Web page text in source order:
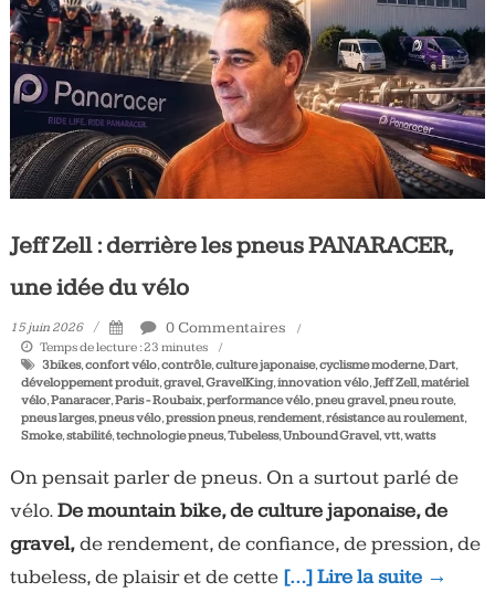
Tous
les
jours,
votre
actualité
vélo
et
triathlon
Jeff Zell : derrière les pneus PANARACER,
une idée du vélo
15 juin 2026 0 Commentaires
Temps de lecture :23 minutes
3bikes,confort vélo,contrôle,culture japonaise,cyclisme moderne,Dart,
développement produit,gravel,GravelKing,innovation vélo,Jeff Zell,matériel
vélo,Panaracer,Paris - Roubaix,performance vélo,pneu gravel,pneu route,
pneus larges,pneus vélo,pression pneus,rendement,résistance au roulement,
Smoke,stabilité,technologie pneus,Tubeless,Unbound Gravel,vtt,watts
On pensait parler de pneus. On a surtout parlé de
vélo.De mountain bike, de culture japonaise, de
gravel,de rendement, de confiance, de pression, de
tubeless, de plaisir et de cette […] Lire la suite →